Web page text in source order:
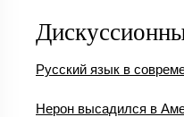
Русский язык в
Нерон высадился в